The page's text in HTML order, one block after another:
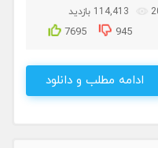
114,413 بازدید
7695 945
ادامه مطلب و دانلود